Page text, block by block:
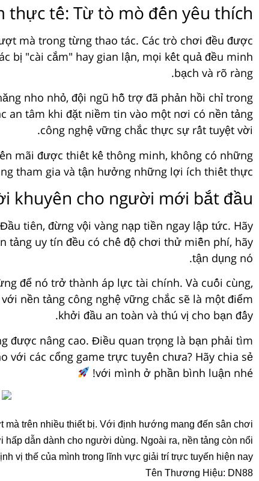
thực tế: Từ tò mò đến yêu thích
mà trong từng thao tác. Các trò chơi đều được
bị "cài cắm" hay gian lận, mọi kết quả đều minh
bạch và rõ ràng.
nho nhỏ, đội ngũ hỗ trợ đã phản hồi chỉ trong
an tâm khi đặt niềm tin vào một nơi có nền tảng
công nghệ vững chắc thực sự rất tuyệt vời.
mãi được thiết kế thông minh, không có những
tham gia và tận hưởng những lợi ích thiết thực.
khuyên cho người mới bắt đầu
tiên, đừng vội vàng nạp tiền ngay lập tức. Hãy
tảng uy tín đều có chế độ chơi thử miễn phí, hãy
tận dụng nó.
để nó trở thành áp lực tài chính. Và cuối cùng,
với nền tảng công nghệ vững chắc sẽ là một điểm
khởi đầu an toàn và thú vị cho bạn đấy.
được nâng cao. Điều quan trọng là bạn phải tìm
các cổng game trực tuyến chưa? Hãy chia sẻ
với mình ở phần bình luận nhé!
trên nhiều thiết bị. Với định hướng mang đến sân chơi
dẫn dành cho người dùng. Ngoài ra, nền tảng còn nổi
vị thế của mình trong lĩnh vực giải trí trực tuyến hiện nay.
Tên Thương Hiệu: DN88